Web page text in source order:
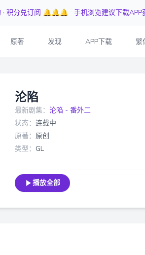
· 积分兑订阅 🔔🔔🔔 手机浏览建议下载APP
原著 发现 APP下载 繁
沦陷
最新剧集： 沦陷 - 番外二
状态： 连载中
原著： 原创
类型： GL
播放全部